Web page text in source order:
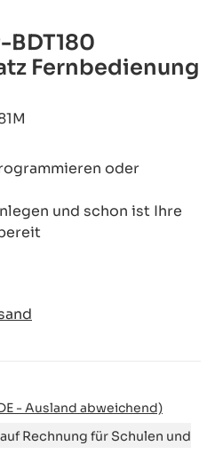
BDT180
Fernbedienung
oder
und schon ist Ihre
- Ausland abweichend)
Rechnung für Schulen und